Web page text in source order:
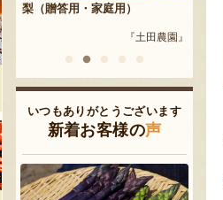
越後小千谷 わたやのへぎそば
『株式会社 わたや』
いつもありがとうございます
新着お客様の声